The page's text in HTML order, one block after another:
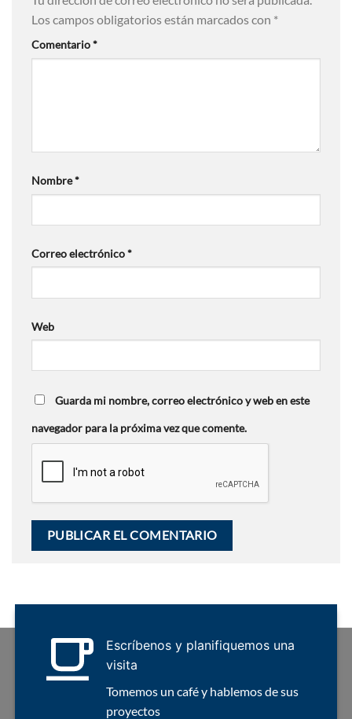
Los campos obligatorios están marcados con *
Comentario*
Nombre*
Correo electrónico*
Web
Guarda mi nombre, correo electrónico y web en este
navegador para la próxima vez que comente.
Escríbenos y planifiquemos una
visita
Tomemos un café y hablemos de sus
proyectos